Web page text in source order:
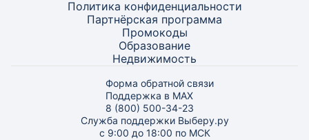
Политика конфиденциальности
Партнёрская программа
Промокоды
Образование
Недвижимость
Форма обратной связи
Поддержка в MAX
8 (800) 500-34-23
Служба поддержки Выберу.ру
с 9:00 до 18:00 по МСК